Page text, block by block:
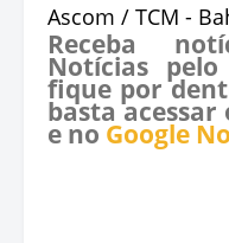
Ascom / TCM -
Receba
Notícias pelo
fique por
basta acessar
e no Google